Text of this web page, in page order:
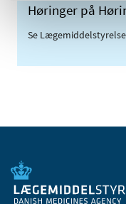
Høringer på
Se